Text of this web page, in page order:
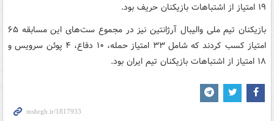
۱۹ امتیاز از اشتباهات بازیکنان حریف بود.
بازیکنان تیم ملی والیبال آرژانتین نیز در مجموع ست‌های این مسابقه ۶۵
امتیاز کسب کردند که شامل ۳۳ امتیاز حمله، ۱۰ دفاع، ۴ پوئن سرویس و
۱۸ امتیاز از اشتباهات بازیکنان تیم ایران بود.